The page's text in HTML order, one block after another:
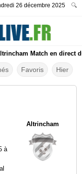
26 décembre 2025
🔍
Match en direct
Favoris Hier
à
Altrincham